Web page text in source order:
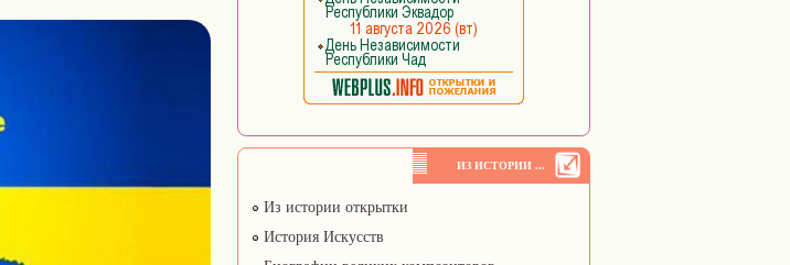
ИЗ ИСТОРИИ ...
Из истории открытки
История Искусств